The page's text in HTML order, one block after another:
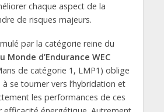
chaque aspect de la
de risques majeurs.
par la catégorie reine du
Monde d’Endurance WEC
de catégorie 1, LMP1) oblige
se tourner vers l’hybridation et
les performances de ces